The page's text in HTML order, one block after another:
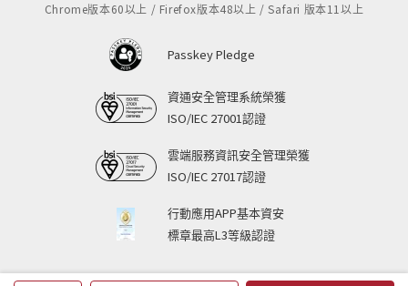
Chrome版本60以上 / Firefox版本48以上 / Safari 版本11以上
Passkey Pledge
資通安全管理系統榮獲
ISO/IEC 27001認證
雲端服務資訊安全管理榮獲
ISO/IEC 27017認證
行動應用APP基本資安
標章最高L3等級認證